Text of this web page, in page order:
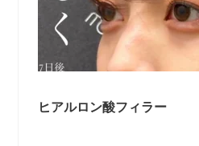
ヒアルロン酸フィラー